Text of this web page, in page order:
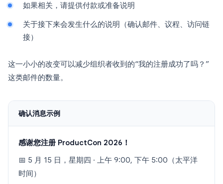
如果相关，请提供付款或准备说明
关于接下来会发生什么的说明（确认邮件、议程、访问链
接）
这一小小的改变可以减少组织者收到的“我的注册成功了吗？”
这类邮件的数量。
确认消息示例
感谢您注册 ProductCon 2026！
📅 5 月 15 日，星期四 · 上午 9:00, 下午 5:00（太平洋
时间）